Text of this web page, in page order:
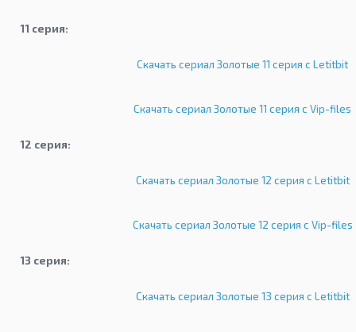
11 серия:
Скачать сериал Золотые 11 серия с Letitbit
Скачать сериал Золотые 11 серия с Vip-files
12 серия:
Скачать сериал Золотые 12 серия с Letitbit
Скачать сериал Золотые 12 серия с Vip-files
13 серия:
Скачать сериал Золотые 13 серия с Letitbit